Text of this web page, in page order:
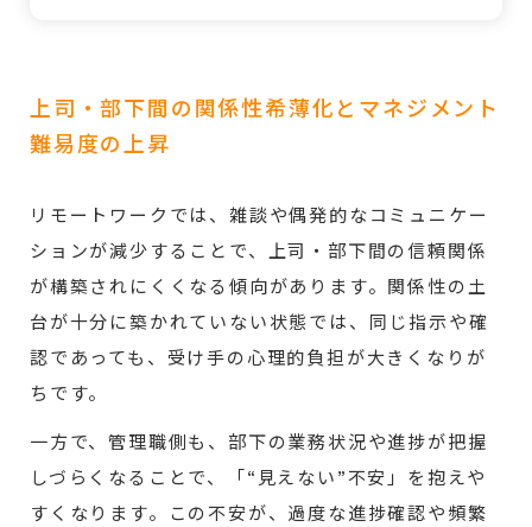
上司・部下間の関係性希薄化とマネジメント
難易度の上昇
リモートワークでは、雑談や偶発的なコミュニケー
ションが減少することで、上司・部下間の信頼関係
が構築されにくくなる傾向があります。関係性の土
台が十分に築かれていない状態では、同じ指示や確
認であっても、受け手の心理的負担が大きくなりが
ちです。
一方で、管理職側も、部下の業務状況や進捗が把握
しづらくなることで、「“見えない”不安」を抱えや
すくなります。この不安が、過度な進捗確認や頻繁